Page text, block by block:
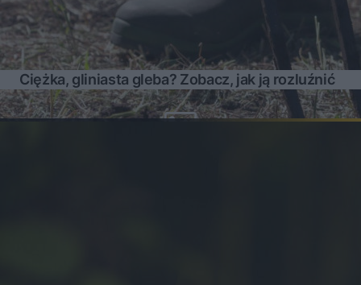
Ciężka, gliniasta gleba? Zobacz, jak ją rozluźnić